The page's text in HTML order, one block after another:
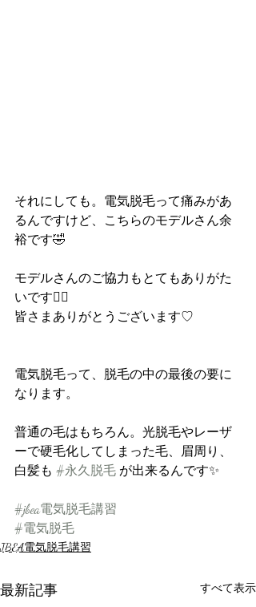
それにしても。電気脱毛って痛みがあ
るんですけど、こちらのモデルさん余
裕です🤣
モデルさんのご協力もとてもありがた
いです🙇‍♀️
皆さまありがとうございます♡
電気脱毛って、脱毛の中の最後の要に
なります。
普通の毛はもちろん。光脱毛やレーザ
ーで硬毛化してしまった毛、眉周り、
白髪も #永久脱毛 が出来るんです✨
#jbea電気脱毛講習
#電気脱毛
JBEA電気脱毛講習
最新記事 すべて表示